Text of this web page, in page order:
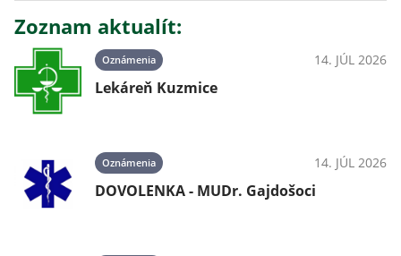
Zoznam aktualít:
Oznámenia 14. JÚL 2026
Lekáreň Kuzmice
Oznámenia 14. JÚL 2026
DOVOLENKA - MUDr. Gajdošoci